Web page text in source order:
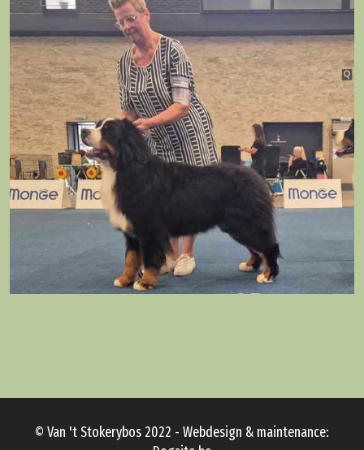
© Van 't Stokerybos 2022 - Webdesign & maintenance: